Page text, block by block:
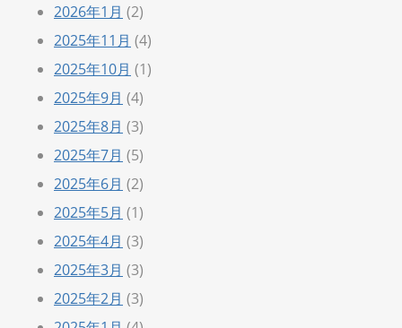
2026年1月 (2)
2025年11月 (4)
2025年10月 (1)
2025年9月 (4)
2025年8月 (3)
2025年7月 (5)
2025年6月 (2)
2025年5月 (1)
2025年4月 (3)
2025年3月 (3)
2025年2月 (3)